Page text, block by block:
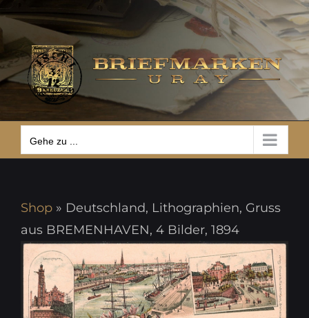
Zum
Inhalt
springen
Gehe zu ...
Gehe zu ...
Shop » Deutschland, Lithographien, Gruss
aus BREMENHAVEN, 4 Bilder, 1894